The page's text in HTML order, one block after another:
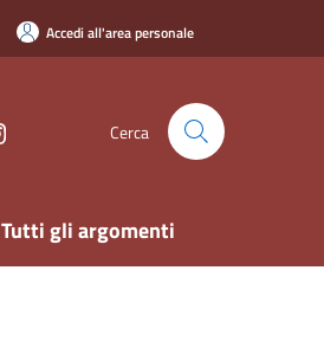
Accedi all'area personale
Cerca
Tutti gli argomenti